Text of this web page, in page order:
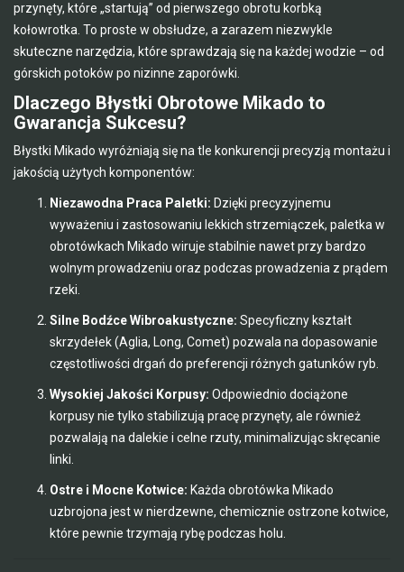
przynęty, które „startują” od pierwszego obrotu korbką
kołowrotka. To proste w obsłudze, a zarazem niezwykle
skuteczne narzędzia, które sprawdzają się na każdej wodzie – od
górskich potoków po nizinne zaporówki.
Dlaczego Błystki Obrotowe Mikado to
Gwarancja Sukcesu?
Błystki Mikado wyróżniają się na tle konkurencji precyzją montażu i
jakością użytych komponentów:
Niezawodna Praca Paletki: Dzięki precyzyjnemu
wyważeniu i zastosowaniu lekkich strzemiączek, paletka w
obrotówkach Mikado wiruje stabilnie nawet przy bardzo
wolnym prowadzeniu oraz podczas prowadzenia z prądem
rzeki.
Silne Bodźce Wibroakustyczne: Specyficzny kształt
skrzydełek (Aglia, Long, Comet) pozwala na dopasowanie
częstotliwości drgań do preferencji różnych gatunków ryb.
Wysokiej Jakości Korpusy: Odpowiednio dociążone
korpusy nie tylko stabilizują pracę przynęty, ale również
pozwalają na dalekie i celne rzuty, minimalizując skręcanie
linki.
Ostre i Mocne Kotwice: Każda obrotówka Mikado
uzbrojona jest w nierdzewne, chemicznie ostrzone kotwice,
które pewnie trzymają rybę podczas holu.